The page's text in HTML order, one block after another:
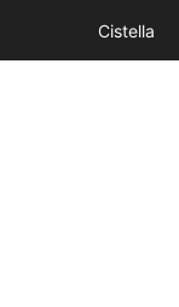
Cistella